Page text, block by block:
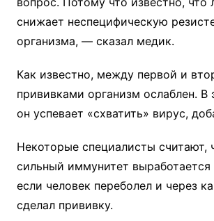
снижает неспецифическую
организма, — сказал медик.
Как известно, между первой и
прививками организм ослаблен. В
он успевает «схватить» вирус,
Некоторые специалисты считают,
сильный иммунитет выработается
если человек переболел и через
сделал прививку.